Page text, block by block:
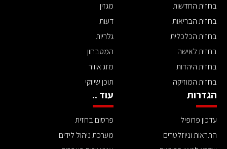
בחזית החדשות
בחזית הבריאות
בחזית הכלכלית
בחזית לאישה
בחזית היהדות
בחזית המוזיקה
מגזין
דעות
גלריות
המטבחון
מזג אוויר
תוכן שיווקי
הגדרות
עדכון פרופיל
התראות וניוזלטרים
עוד ..
פרסום בחזית
מערכת ניהול לידים